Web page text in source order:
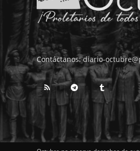
Contáctanos:diario-